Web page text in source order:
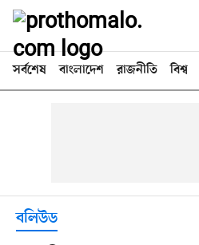
সর্বশেষ বাংলাদেশ রাজনীতি বিশ্ব
বলিউড